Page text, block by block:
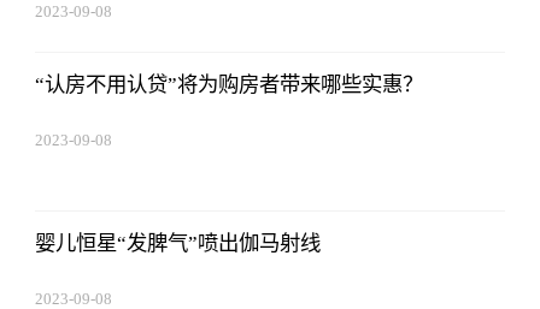
2023-09-08
“认房不用认贷”将为购房者带来哪些实惠？
2023-09-08
婴儿恒星“发脾气”喷出伽马射线
2023-09-08